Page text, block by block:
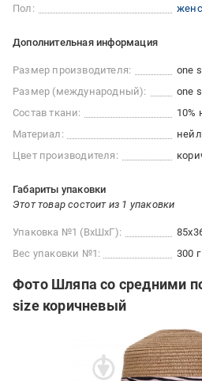
Пол:
Дополнительная информация
Размер производителя:
one
Размер (международный):
one
Состав ткани:
10%
Материал:
Цвет производителя:
Габариты упаковки
Этот товар состоит из 1 упаковки
Упаковка №1 (ВхШхГ):
Вес упаковки №1:
300 г
Фото Шляпа со средними
size коричневый